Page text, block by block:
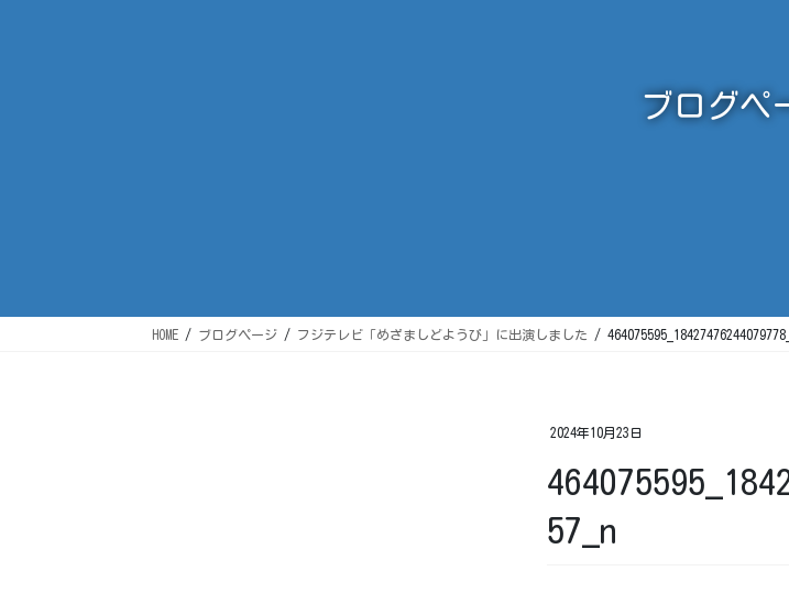
ブログペ
HOME ブログページ フジテレビ「めざましどようび」に出演しました
2024年10月23日
57_n